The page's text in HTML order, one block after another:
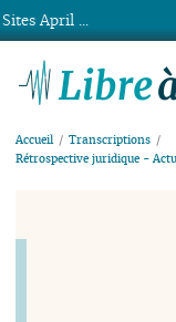
Accueil
Transcriptions
Rétrospective juridique -
Sites April ...